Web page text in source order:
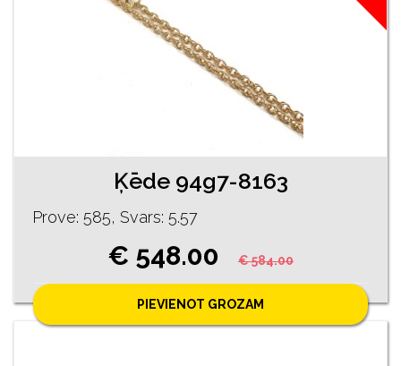
Ķēde 94g7-8163
Prove: 585, Svars: 5.57
€ 548.00 € 584.00
PIEVIENOT GROZAM